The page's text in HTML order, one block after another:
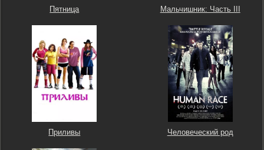
Пятница Мальчишник: Часть III
Приливы Человеческий род